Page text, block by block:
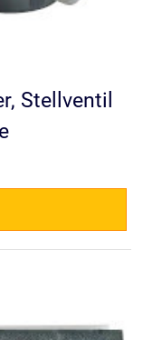
Stellventil